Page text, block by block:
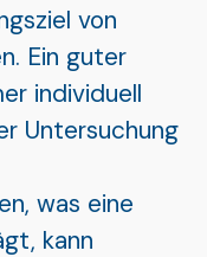
von
Ein guter
individuell
Untersuchung
was eine
kann